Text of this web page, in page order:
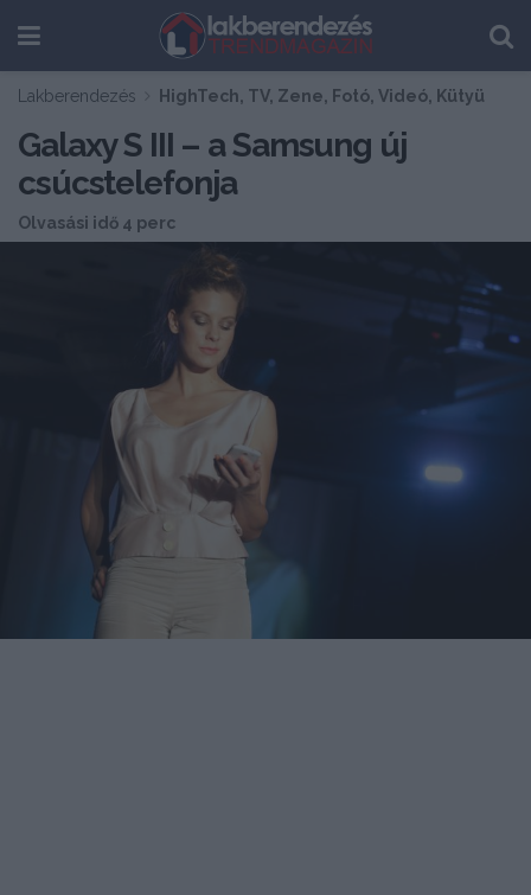
Lakberendezés HighTech, TV, Zene, Fotó, Videó, Kütyü
Galaxy S III – a Samsung új
csúcstelefonja
Olvasási idő 4 perc